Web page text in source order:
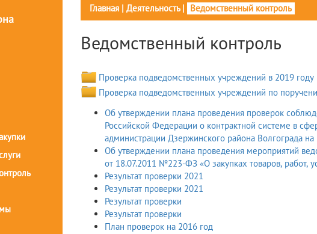
Главная| Деятельность| Ведомственный контроль
Ведомственный контроль
Проверка подведомственных учреждений в 2019 году
Проверка подведомственных учреждений по
Об утверждении плана проведения проверок
Российской Федерации о контрактной системе в
администрации Дзержинского района Волгограда
Об утверждении плана проведения мероприятий
от 18.07.2011 №223-ФЗ «О закупках товаров, работ,
Результат проверки 2021
Результат проверки 2021
Результат проверки
Результат проверки
План проверок на 2016 год